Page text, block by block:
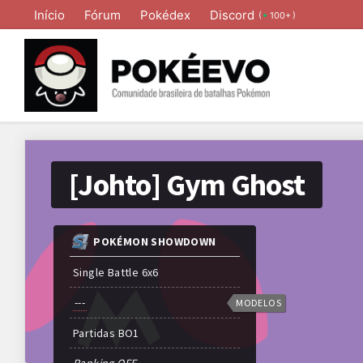
Início Fórum Pokédex Discord ( 100+ )
[Johto] Gym Ghost
POKÉMON SHOWDOWN
Single Battle 6x6
---
Partidas BO1
MODELOS